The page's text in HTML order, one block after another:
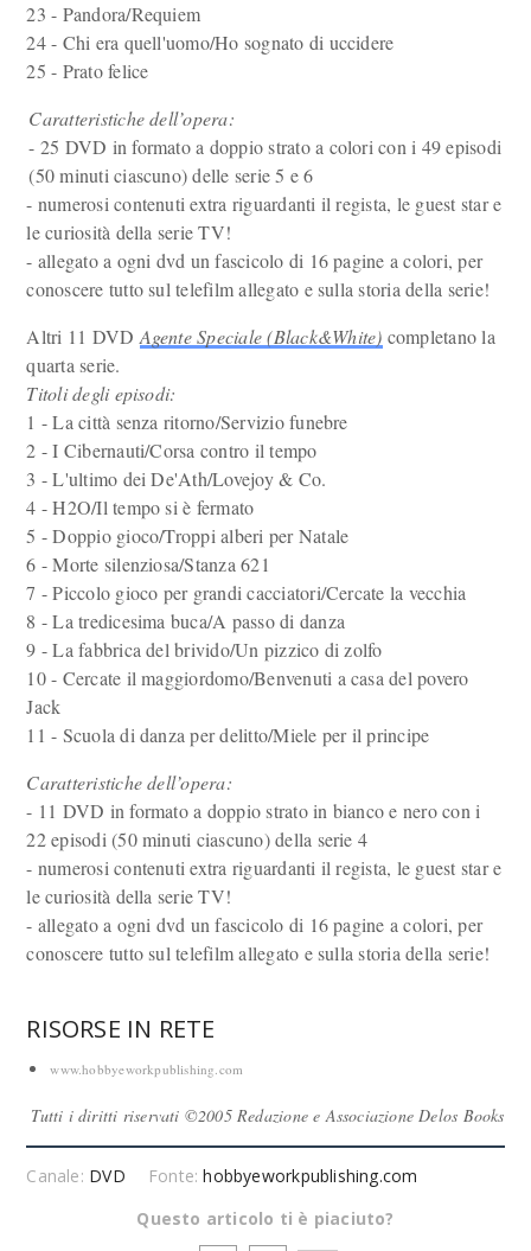
23 - Pandora/Requiem
24 - Chi era quell'uomo/Ho sognato di uccidere
25 - Prato felice
Caratteristiche dell’opera:
- 25 DVD in formato a doppio strato a colori con i 49 episodi
(50 minuti ciascuno) delle serie 5 e 6
- numerosi contenuti extra riguardanti il regista, le guest star e
le curiosità della serie TV!
- allegato a ogni dvd un fascicolo di 16 pagine a colori, per
conoscere tutto sul telefilm allegato e sulla storia della serie!
Altri 11 DVD Agente Speciale (Black&White) completano la
quarta serie.
Titoli degli episodi:
1 - La città senza ritorno/Servizio funebre
2 - I Cibernauti/Corsa contro il tempo
3 - L'ultimo dei De'Ath/Lovejoy & Co.
4 - H2O/Il tempo si è fermato
5 - Doppio gioco/Troppi alberi per Natale
6 - Morte silenziosa/Stanza 621
7 - Piccolo gioco per grandi cacciatori/Cercate la vecchia
8 - La tredicesima buca/A passo di danza
9 - La fabbrica del brivido/Un pizzico di zolfo
10 - Cercate il maggiordomo/Benvenuti a casa del povero
Jack
11 - Scuola di danza per delitto/Miele per il principe
Caratteristiche dell’opera:
- 11 DVD in formato a doppio strato in bianco e nero con i
22 episodi (50 minuti ciascuno) della serie 4
- numerosi contenuti extra riguardanti il regista, le guest star e
le curiosità della serie TV!
- allegato a ogni dvd un fascicolo di 16 pagine a colori, per
conoscere tutto sul telefilm allegato e sulla storia della serie!
RISORSE IN RETE
www.hobbyeworkpublishing.com
Tutti i diritti riservati ©2005 Redazione e Associazione Delos Books
Canale: DVD Fonte:hobbyeworkpublishing.com
Questo articolo ti è piaciuto?